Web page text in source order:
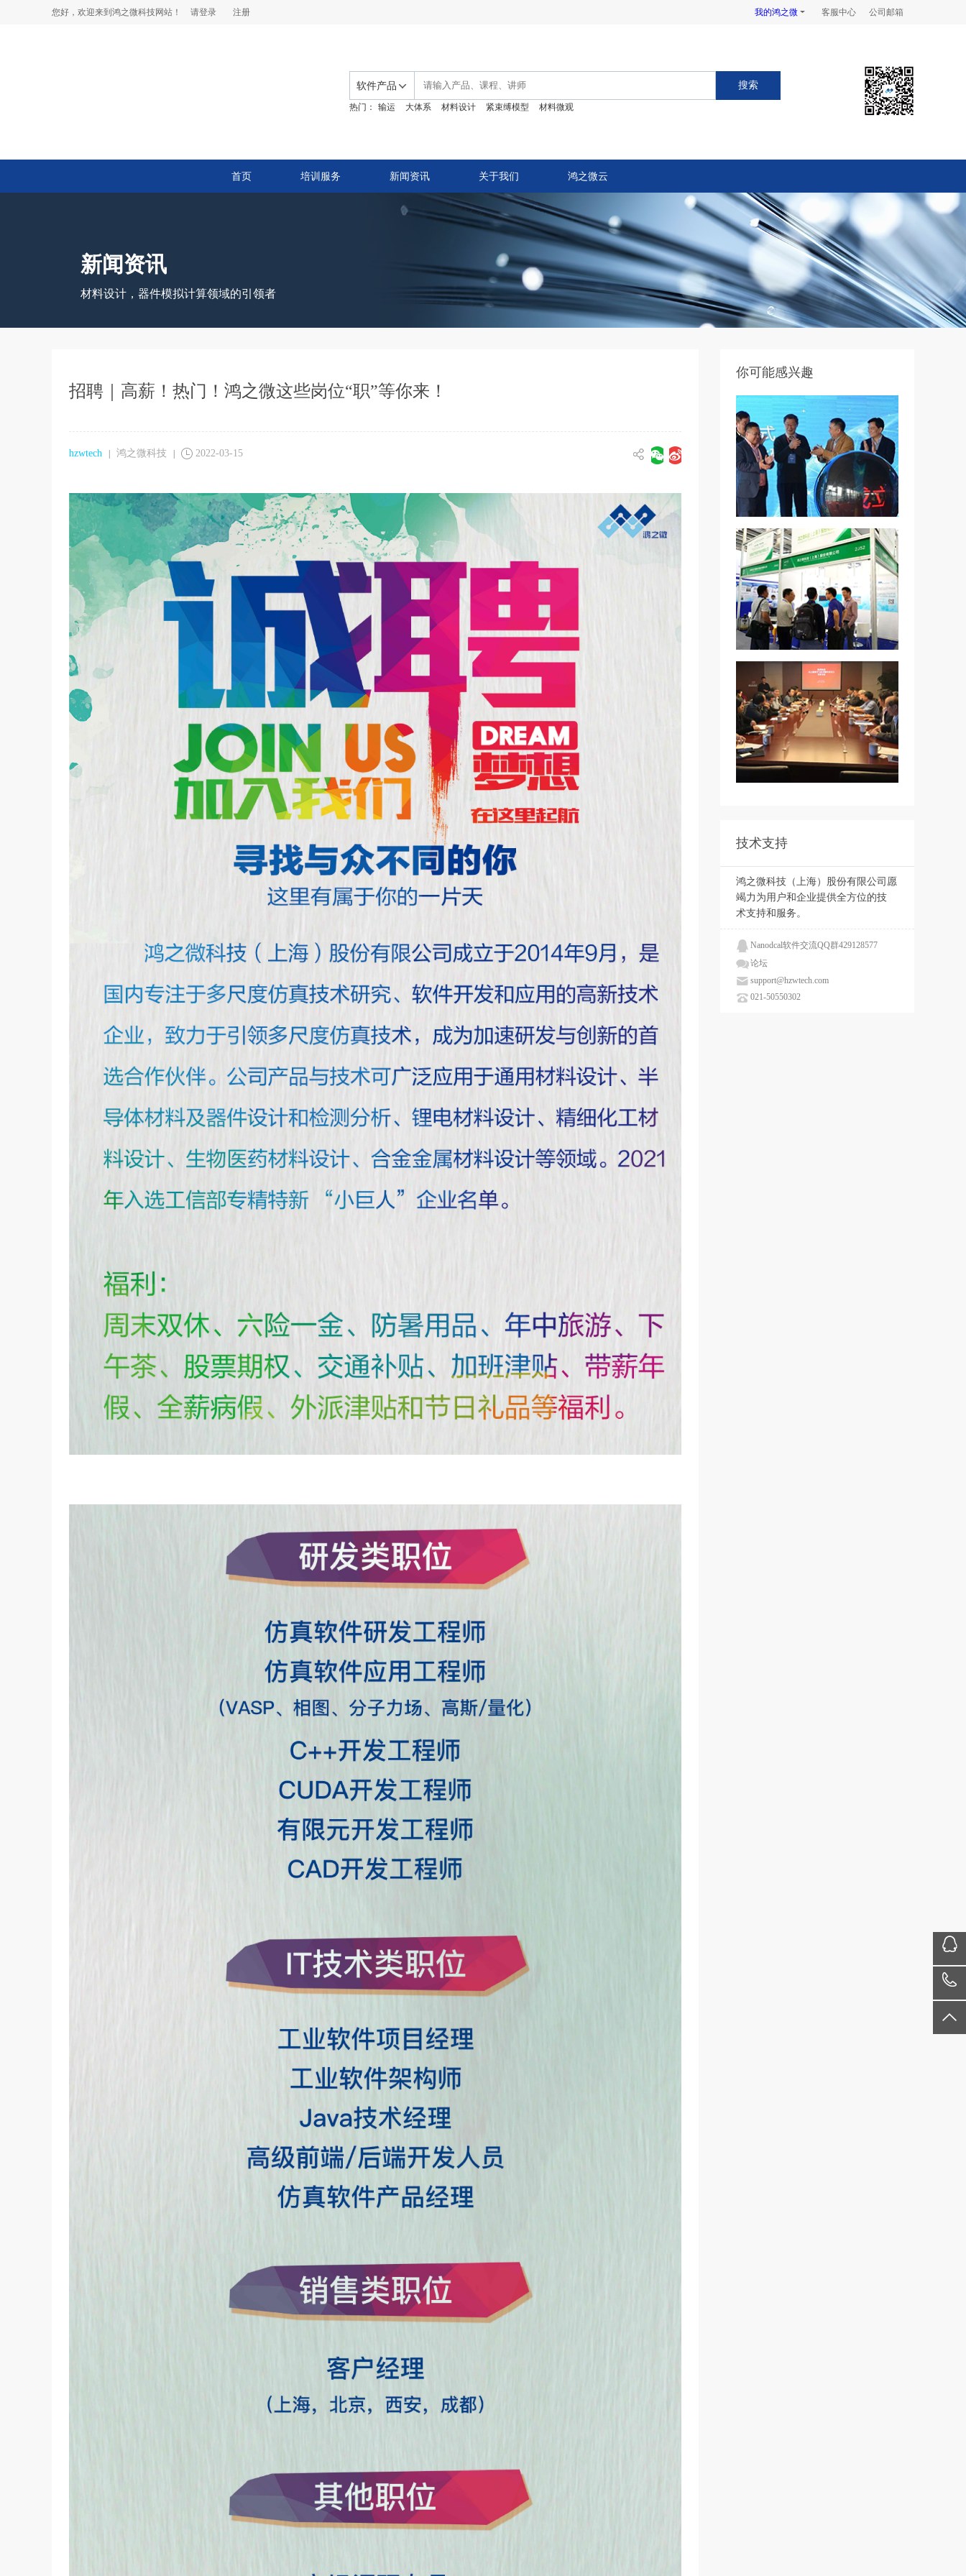
您好，欢迎来到鸿之微科技网站！ 请登录 注册 我的鸿之微 客服中心 公司邮箱
软件产品 搜索
热门： 输运 大体系 材料设计 紧束缚模型 材料微观
首页 培训服务 新闻资讯 关于我们 鸿之微云
新闻资讯
材料设计，器件模拟计算领域的引领者
招聘｜高薪！热门！鸿之微这些岗位“职”等你来！
hzwtech | 鸿之微科技 | 2022-03-15
你可能感兴趣
技术支持
鸿之微科技（上海）股份有限公司愿
竭力为用户和企业提供全方位的技
术支持和服务。
Nanodcal软件交流QQ群429128577
论坛
support@hzwtech.com
021-50550302